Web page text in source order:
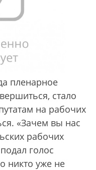
пленарное
стало
на рабочих
«Зачем вы нас
рабочих
голос
никто уже не